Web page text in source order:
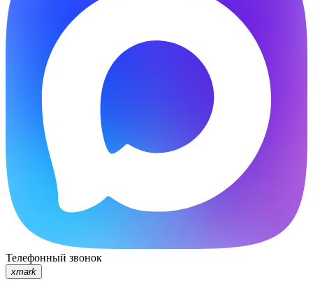
Телефонный звонок
xmark